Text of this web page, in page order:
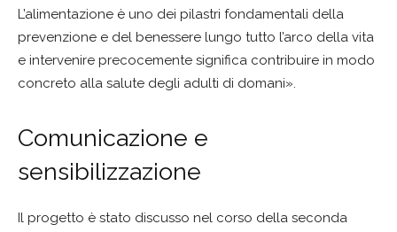
L’alimentazione è uno dei pilastri fondamentali della
prevenzione e del benessere lungo tutto l’arco della vita
e intervenire precocemente significa contribuire in modo
concreto alla salute degli adulti di domani».
Comunicazione e
sensibilizzazione
Il progetto è stato discusso nel corso della seconda